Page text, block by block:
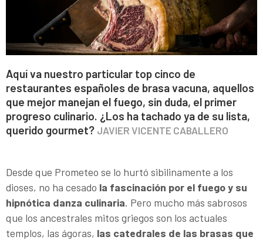
Aquí va nuestro particular top cinco de
restaurantes españoles de brasa vacuna, aquellos
que mejor manejan el fuego, sin duda, el primer
progreso culinario. ¿Los ha tachado ya de su lista,
querido gourmet? JAVIER VICENTE CABALLERO
Desde que Prometeo se lo hurtó sibilinamente a los
dioses, no ha cesado la fascinación por el fuego y su
hipnótica danza culinaria. Pero mucho más sabrosos
que los ancestrales mitos griegos son los actuales
templos, las ágoras, las catedrales de las brasas que